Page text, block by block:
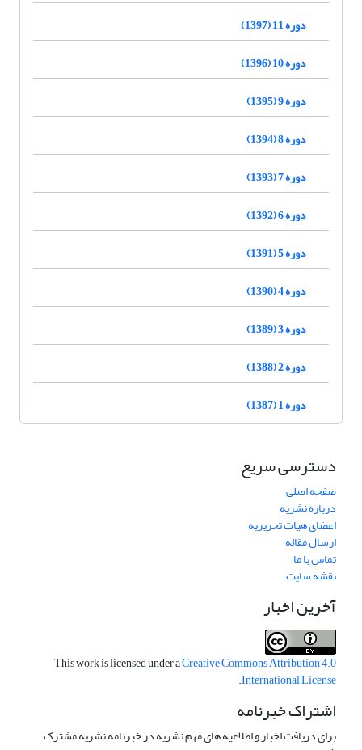
دوره 11 (1397)
دوره 10 (1396)
دوره 9 (1395)
دوره 8 (1394)
دوره 7 (1393)
دوره 6 (1392)
دوره 5 (1391)
دوره 4 (1390)
دوره 3 (1389)
دوره 2 (1388)
دوره 1 (1387)
دسترسی سریع
صفحه اصلی
درباره نشریه
اعضای هیات تحریریه
ارسال مقاله
تماس با ما
نقشه سایت
آخرین اخبار
This work is licensed under aCreative Commons Attribution 4.0
International License
.
اشتراک خبرنامه
برای دریافت اخبار و اطلاعیه های مهم نشریه در خبرنامه نشریه مشترک